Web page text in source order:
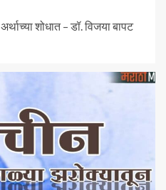
शोधात – डॉ. विजया बापट